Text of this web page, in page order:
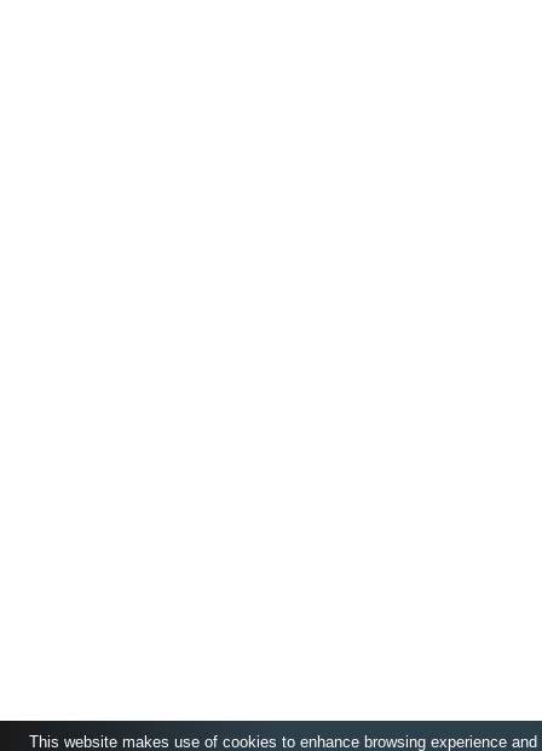
This website makes use of cookies to enhance browsing experience